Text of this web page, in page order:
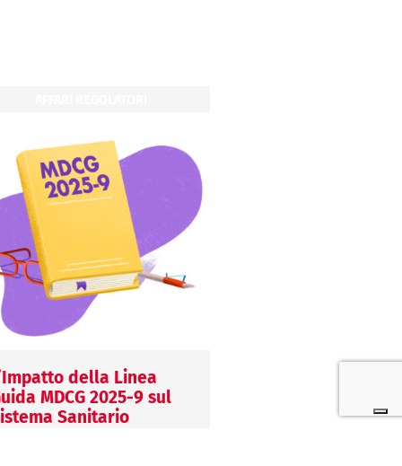
della Linea
MDCG 2025-9 sul
Sanitario
Paesi extra-UE